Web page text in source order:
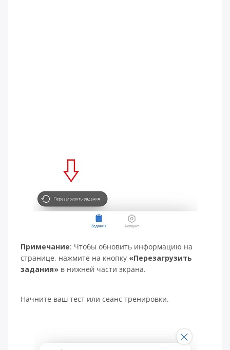
Примечание: Чтобы обновить информацию на
странице, нажмите на кнопку «Перезагрузить
задания» в нижней части экрана.
Начните ваш тест или сеанс тренировки.